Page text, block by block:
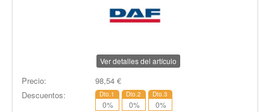
Ver detalles del artículo
Precio: 98,54€
Descuentos:
Dto.1
0%
Dto.2
0%
Dto.3
0%